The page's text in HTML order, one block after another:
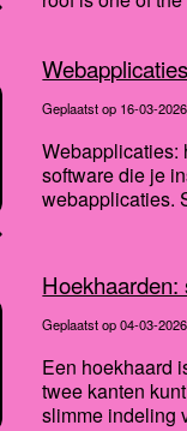
Geplaatst op 16-03-2026
Webapplicaties:
software die je
webapplicaties.
Geplaatst op 04-03-2026
Een hoekhaard
twee kanten
slimme indeling